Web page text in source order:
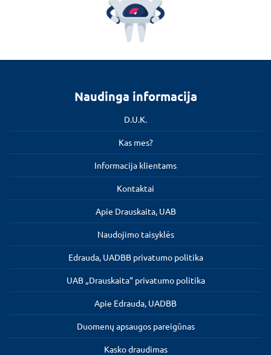
Naudinga informacija
D.U.K.
Kas mes?
Informacija klientams
Kontaktai
Apie Drauskaita, UAB
Naudojimo taisyklės
Edrauda, UADBB privatumo politika
UAB „Drauskaita“ privatumo politika
Apie Edrauda, UADBB
Duomenų apsaugos pareigūnas
Kasko draudimas